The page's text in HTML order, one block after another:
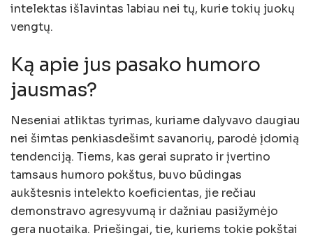
intelektas išlavintas labiau nei tų, kurie tokių juokų
vengtų.
Ką apie jus pasako humoro
jausmas?
Neseniai atliktas tyrimas, kuriame dalyvavo daugiau
nei šimtas penkiasdešimt savanorių, parodė įdomią
tendenciją. Tiems, kas gerai suprato ir įvertino
tamsaus humoro pokštus, buvo būdingas
aukštesnis intelekto koeficientas, jie rečiau
demonstravo agresyvumą ir dažniau pasižymėjo
gera nuotaika. Priešingai, tie, kuriems tokie pokštai